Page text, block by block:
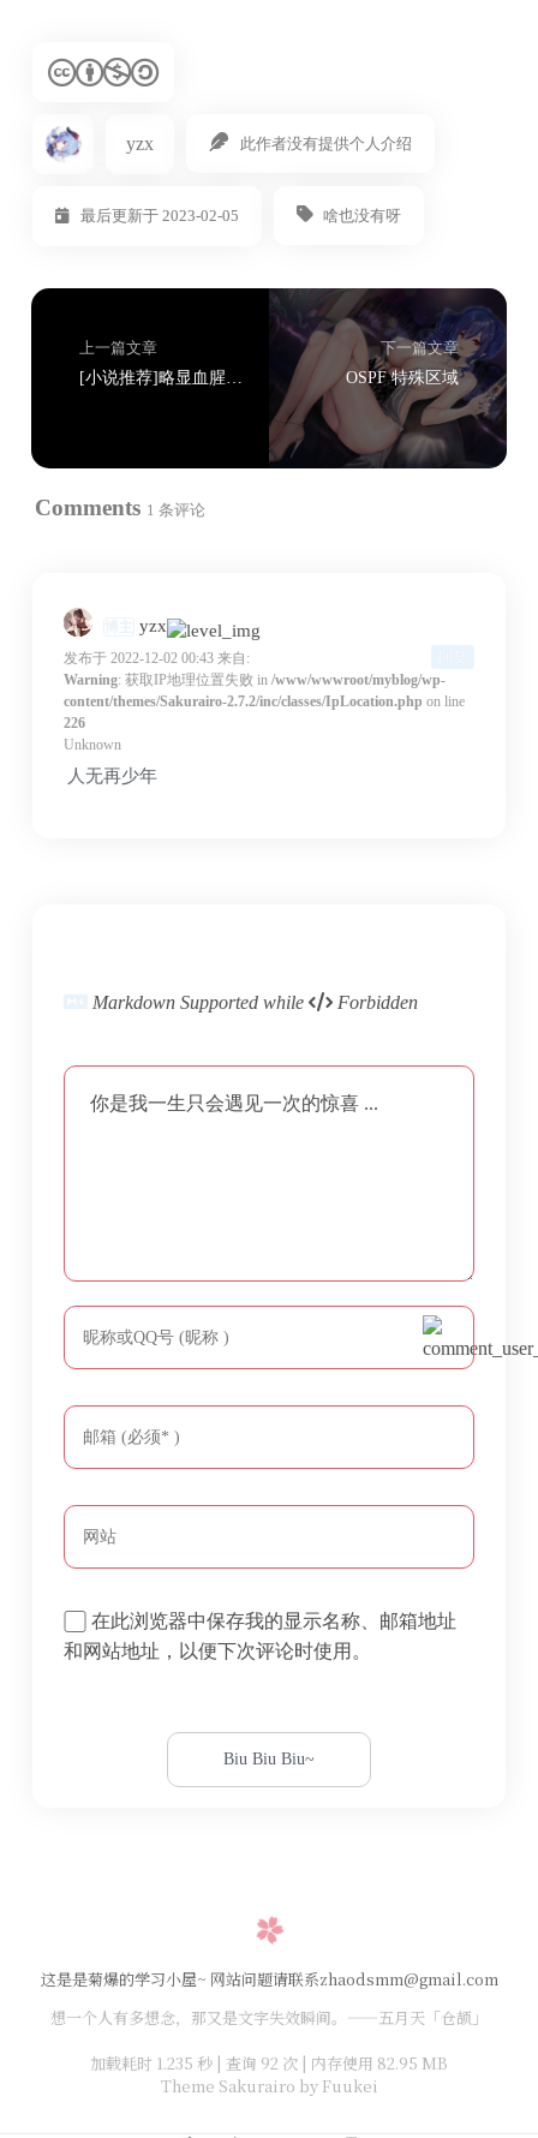
yzx 此作者没有提供个人介绍
最后更新于 2023-02-05 啥也没有呀
上一篇文章
下一篇文章
OSPF 特殊区域
Comments 1 条评论
yzx
发布于 2022-12-02 00:43 来自:
Warning: 获取IP地理位置失败 in/www/wwwroot/myblog/wp-
content/themes/Sakurairo-2.7.2/inc/classes/IpLocation.php on line
226
Unknown
人无再少年
Markdown Supported while Forbidden
你是我一生只会遇见一次的惊喜 ...
在此浏览器中保存我的显示名称、邮箱地址
和网站地址，以便下次评论时使用。
这是是菊爆的学习小屋~ 网站问题请联系zhaodsmm@gmail.com
想一个人有多想念，那又是文字失效瞬间。——五月天「仓颉」
加载耗时 1.235 秒 | 查询 92 次 | 内存使用 82.95 MB
Theme Sakurairo by Fuukei